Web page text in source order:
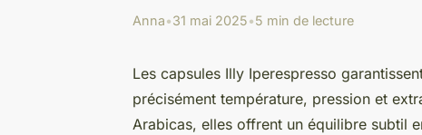
Anna•31 mai 2025•5 min de lecture
Les capsules Illy Iperespresso
précisément température, pression et
Arabicas, elles offrent un équilibre subtil